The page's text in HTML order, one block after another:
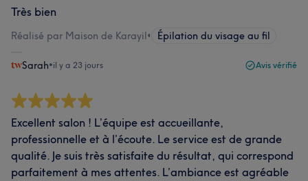
Très bien
Réalisé par Maison de Karayil• Épilation du visage au fil
Sarah•il y a 23 jours Avis vérifié
Excellent salon ! L’équipe est accueillante,
professionnelle et à l’écoute. Le service est de grande
qualité. Je suis très satisfaite du résultat, qui correspond
parfaitement à mes attentes. L’ambiance est agréable